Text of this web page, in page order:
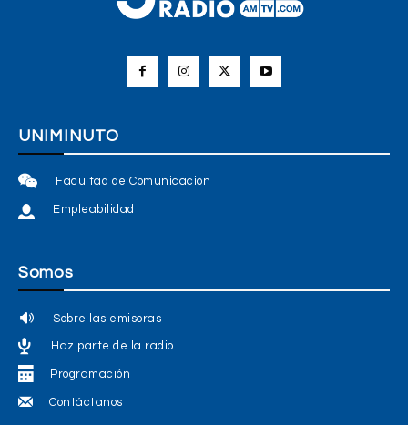
UNIMINUTO
Facultad de Comunicación
Empleabilidad
Somos
Sobre las emisoras
Haz parte de la radio
Programación
Contáctanos